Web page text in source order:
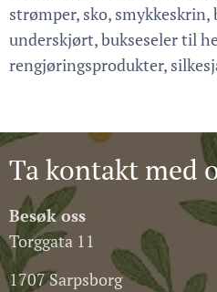
strømper, sko, smykkeskrin,
underskjørt, bukseseler til
rengjøringsprodukter,
Ta kontakt med
Besøk oss
Torggata 11
1707 Sarpsborg